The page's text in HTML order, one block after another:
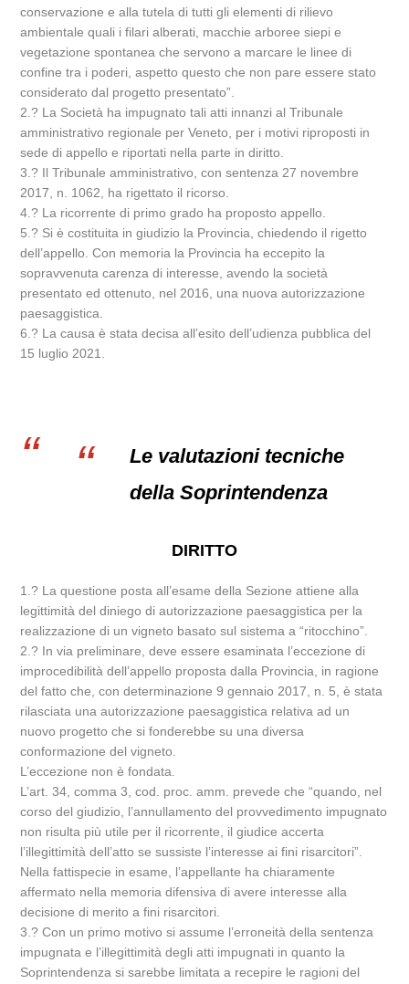
conservazione e alla tutela di tutti gli elementi di rilievo
ambientale quali i filari alberati, macchie arboree siepi e
vegetazione spontanea che servono a marcare le linee di
confine tra i poderi, aspetto questo che non pare essere stato
considerato dal progetto presentato”.
2.? La Società ha impugnato tali atti innanzi al Tribunale
amministrativo regionale per Veneto, per i motivi riproposti in
sede di appello e riportati nella parte in diritto.
3.? Il Tribunale amministrativo, con sentenza 27 novembre
2017, n. 1062, ha rigettato il ricorso.
4.? La ricorrente di primo grado ha proposto appello.
5.? Si è costituita in giudizio la Provincia, chiedendo il rigetto
dell’appello. Con memoria la Provincia ha eccepito la
sopravvenuta carenza di interesse, avendo la società
presentato ed ottenuto, nel 2016, una nuova autorizzazione
paesaggistica.
6.? La causa è stata decisa all’esito dell’udienza pubblica del
15 luglio 2021.
Le valutazioni tecniche
della Soprintendenza
DIRITTO
1.? La questione posta all’esame della Sezione attiene alla
legittimità del diniego di autorizzazione paesaggistica per la
realizzazione di un vigneto basato sul sistema a “ritocchino”.
2.? In via preliminare, deve essere esaminata l’eccezione di
improcedibilità dell’appello proposta dalla Provincia, in ragione
del fatto che, con determinazione 9 gennaio 2017, n. 5, è stata
rilasciata una autorizzazione paesaggistica relativa ad un
nuovo progetto che si fonderebbe su una diversa
conformazione del vigneto.
L’eccezione non è fondata.
L’art. 34, comma 3, cod. proc. amm. prevede che “quando, nel
corso del giudizio, l’annullamento del provvedimento impugnato
non risulta più utile per il ricorrente, il giudice accerta
l’illegittimità dell’atto se sussiste l’interesse ai fini risarcitori”.
Nella fattispecie in esame, l’appellante ha chiaramente
affermato nella memoria difensiva di avere interesse alla
decisione di merito a fini risarcitori.
3.? Con un primo motivo si assume l’erroneità della sentenza
impugnata e l’illegittimità degli atti impugnati in quanto la
Soprintendenza si sarebbe limitata a recepire le ragioni del